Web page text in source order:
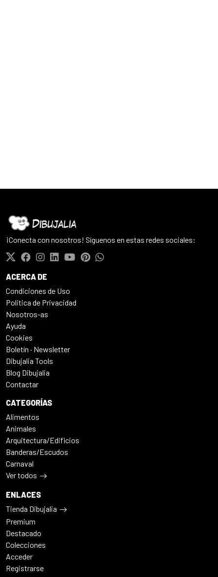
¡Conecta con nosotros! Síguenos en estas redes sociales:
ACERCA DE
Condiciones de Uso
Politica de Privacidad
Nosotros-as
Ayuda
Cookies
Boletín · Newsletter
Dibujalia Tools
Blog Dibujalia
Contactar
CATEGORÍAS
Alimentos
Animales
Arquitectura/Edificios
Banderas/Escudos
Carnaval
Ver todos
ENLACES
Tienda Dibujalia
Premium
Destacado
Colecciones
Acceder
Registrarse